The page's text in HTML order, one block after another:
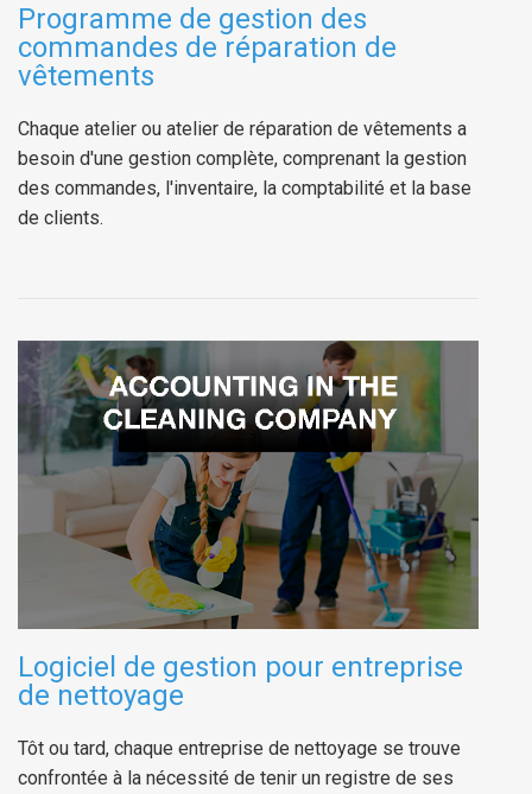
Programme de gestion des
commandes de réparation de
vêtements
Chaque atelier ou atelier de réparation de vêtements a
besoin d'une gestion complète, comprenant la gestion
des commandes, l'inventaire, la comptabilité et la base
de clients.
Logiciel de gestion pour entreprise
de nettoyage
Tôt ou tard, chaque entreprise de nettoyage se trouve
confrontée à la nécessité de tenir un registre de ses